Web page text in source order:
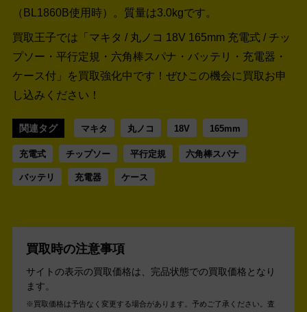
（BL1860B使用時）。質量は3.0kgです。
買取王子では「マキタ / 丸ノコ 18V 165mm 充電式 / チッ
プソー・‎平行定規・六角棒スパナ・バッテリ・充電器・
ケース付」を買取強化中です！ ぜひこの機会に買取お申
し込みください！
関連タグ マキタ 丸ノコ 18V 165mm
充電式 チップソー 平行定規 六角棒スパナ
バッテリ 充電器 ケース
買取時の注意事項
サイトの表示の買取価格は、完品状態での買取価格となり
ます。
買取価格は予告なく変更する場合があります。予めご了承ください。 査